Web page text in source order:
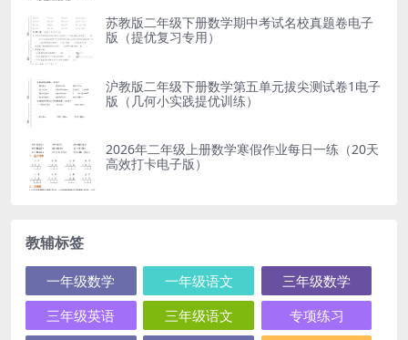
苏教版二年级下册数学期中考试名校真题卷电子
版（提优复习专用）
沪教版二年级下册数学第五单元拔尖测试卷1电子
版（几何小实践提优训练）
2026年二年级上册数学寒假作业每日一练（20天
高效打卡电子版）
教辅标签
一年级数学 一年级语文
三年级数学
三年级英语
三年级语文
专项练习